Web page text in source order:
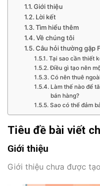
Giới thiệu
Lời kết
Tìm hiểu thêm
Về chúng tôi
Câu hỏi thường gặp
Tại sao cần thiết
Điều gì tạo nên
Có nên thuê
Làm thế nào để
bán hàng?
Sao có thể đảm
Tiêu đề bài viết
Giới thiệu
Giới thiệu chưa được